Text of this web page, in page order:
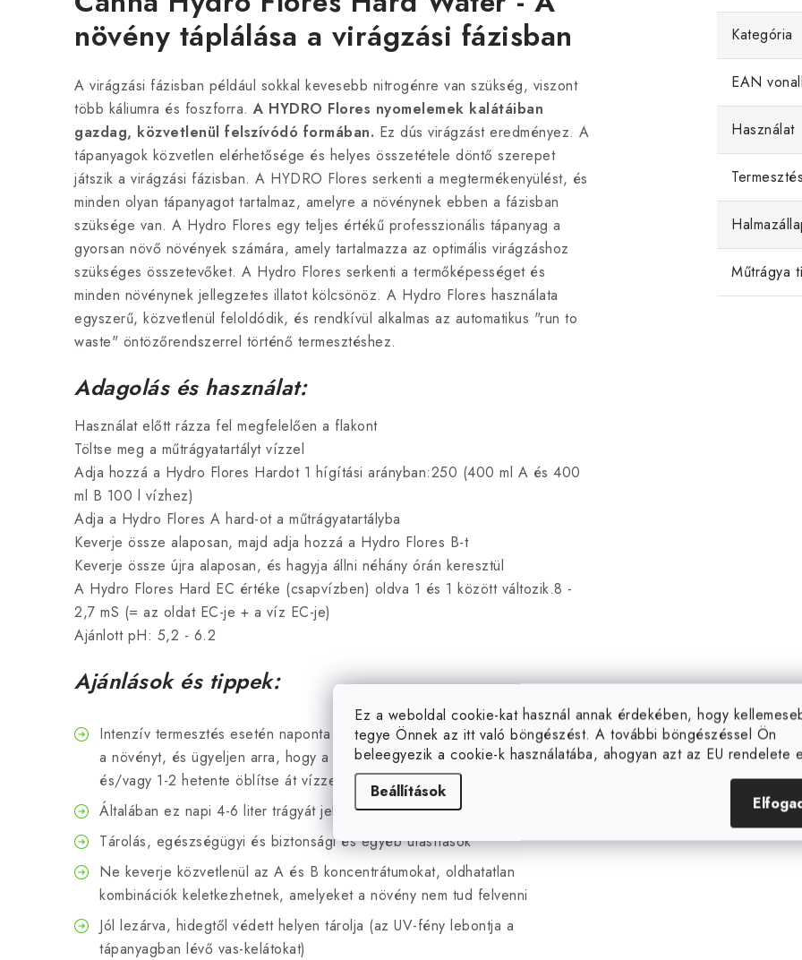
Ez a weboldal cookie-kat használ annak érdekében, hogy
tegye Önnek az itt való böngészést. A további böngészéssel Ön
beleegyezik a cookie-k használatába, ahogyan azt az EU rendelete
Beállítások
növény táplálása a virágzási fázisban
A virágzási fázisban például sokkal kevesebb nitrogénre van szükség, viszont
több káliumra és foszforra. A HYDRO Flores nyomelemek kalátáiban
gazdag, közvetlenül felszívódó formában. Ez dús virágzást eredményez. A
tápanyagok közvetlen elérhetősége és helyes összetétele döntő szerepet
játszik a virágzási fázisban. A HYDRO Flores serkenti a megtermékenyülést, és
minden olyan tápanyagot tartalmaz, amelyre a növénynek ebben a fázisban
szüksége van. A Hydro Flores egy teljes értékű professzionális tápanyag a
gyorsan növő növények számára, amely tartalmazza az optimális virágzáshoz
szükséges összetevőket. A Hydro Flores serkenti a termőképességet és
minden növénynek jellegzetes illatot kölcsönöz. A Hydro Flores használata
egyszerű, közvetlenül feloldódik, és rendkívül alkalmas az automatikus "run to
waste" öntözőrendszerrel történő termesztéshez.
Adagolás és használat:
Használat előtt rázza fel megfelelően a flakont
Töltse meg a műtrágyatartályt vízzel
Adja hozzá a Hydro Flores Hardot 1 hígítási arányban:250 (400 ml A és 400
ml B 100 l vízhez)
Adja a Hydro Flores A hard-ot a műtrágyatartályba
Keverje össze alaposan, majd adja hozzá a Hydro Flores B-t
Keverje össze újra alaposan, és hagyja állni néhány órán keresztül
A Hydro Flores Hard EC értéke (csapvízben) oldva 1 és 1 között változik.8 -
2,7 mS (= az oldat EC-je + a víz EC-je)
Ajánlott pH: 5,2 - 6.2
Ajánlások és tippek:
Intenzív termesztés esetén naponta 1-3 alkalommal csepegtetve trágyázza
a növényt, és ügyeljen arra, hogy a vízelvezetés 10-20 % között legyen
és/vagy 1-2 hetente öblítse át vízzel.
Általában ez napi 4-6 liter trágyát jelent m2 -enként.
Tárolás, egészségügyi és biztonsági és egyéb utasítások
Ne keverje közvetlenül az A és B koncentrátumokat, oldhatatlan
kombinációk keletkezhetnek, amelyeket a növény nem tud felvenni
Jól lezárva, hidegtől védett helyen tárolja (az UV-fény lebontja a
tápanyagban lévő vas-kelátokat)
Kategória
EAN
Használat
Műtrágya